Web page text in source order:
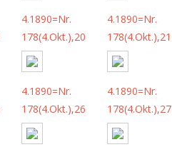
4.1890=Nr.
178(4.Okt.),20
4.1890=Nr.
178(4.Okt.),21
4.1890=Nr.
178(4.Okt.),26
4.1890=Nr.
178(4.Okt.),27